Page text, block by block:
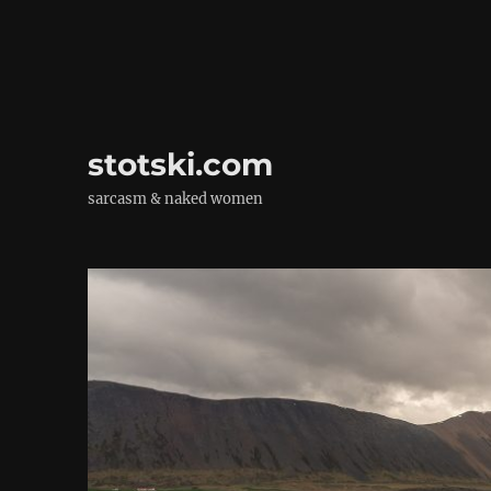
stotski.com
sarcasm & naked women